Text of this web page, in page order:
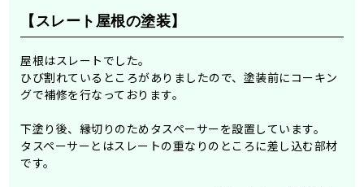
【スレート屋根の塗装】
屋根はスレートでした。
ひび割れているところがありましたので、塗装前にコーキン
グで補修を行なっております。
下塗り後、縁切りのためタスペーサーを設置しています。
タスペーサーとはスレートの重なりのところに差し込む部材
です。